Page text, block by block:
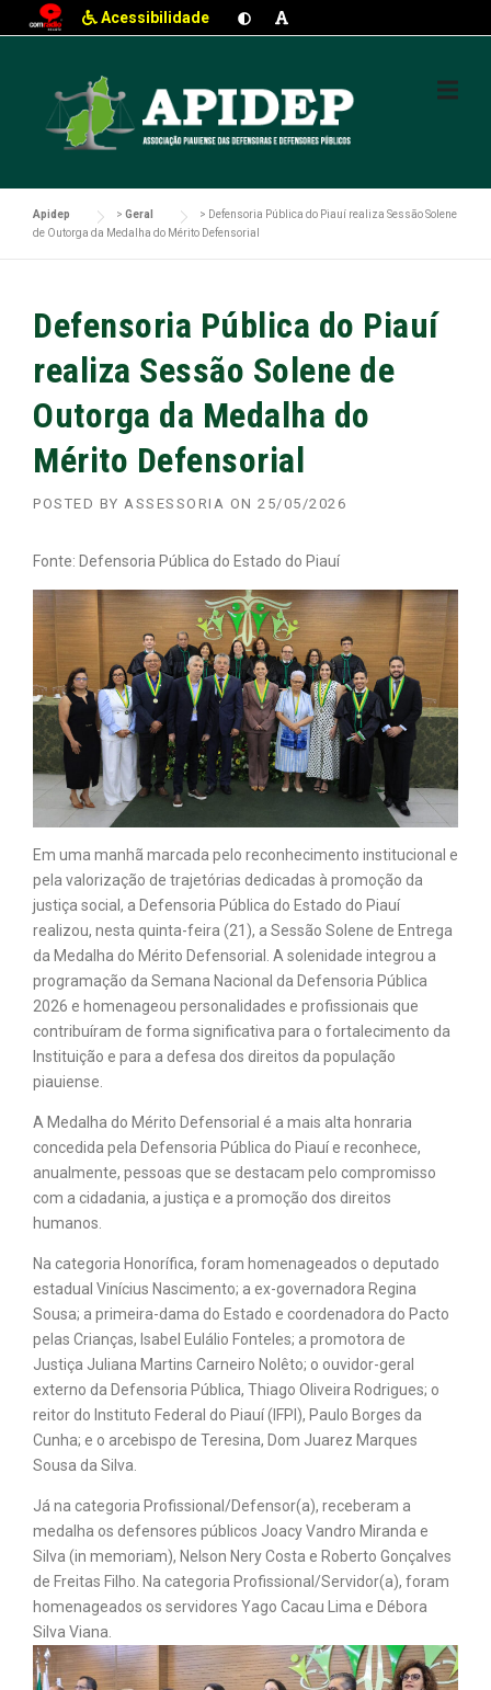
Acessibilidade
Apidep > Geral > Defensoria Pública do Piauí realiza Sessão Solene
de Outorga da Medalha do Mérito Defensorial
Defensoria Pública do Piauí
realiza Sessão Solene de
Outorga da Medalha do
Mérito Defensorial
POSTED BY ASSESSORIA ON 25/05/2026
Fonte: Defensoria Pública do Estado do Piauí
Em uma manhã marcada pelo reconhecimento institucional e
pela valorização de trajetórias dedicadas à promoção da
justiça social, a Defensoria Pública do Estado do Piauí
realizou, nesta quinta-feira (21), a Sessão Solene de Entrega
da Medalha do Mérito Defensorial. A solenidade integrou a
programação da Semana Nacional da Defensoria Pública
2026 e homenageou personalidades e profissionais que
contribuíram de forma significativa para o fortalecimento da
Instituição e para a defesa dos direitos da população
piauiense.
A Medalha do Mérito Defensorial é a mais alta honraria
concedida pela Defensoria Pública do Piauí e reconhece,
anualmente, pessoas que se destacam pelo compromisso
com a cidadania, a justiça e a promoção dos direitos
humanos.
Na categoria Honorífica, foram homenageados o deputado
estadual Vinícius Nascimento; a ex-governadora Regina
Sousa; a primeira-dama do Estado e coordenadora do Pacto
pelas Crianças, Isabel Eulálio Fonteles; a promotora de
Justiça Juliana Martins Carneiro Nolêto; o ouvidor-geral
externo da Defensoria Pública, Thiago Oliveira Rodrigues; o
reitor do Instituto Federal do Piauí (IFPI), Paulo Borges da
Cunha; e o arcebispo de Teresina, Dom Juarez Marques
Sousa da Silva.
Já na categoria Profissional/Defensor(a), receberam a
medalha os defensores públicos Joacy Vandro Miranda e
Silva (in memoriam), Nelson Nery Costa e Roberto Gonçalves
de Freitas Filho. Na categoria Profissional/Servidor(a), foram
homenageados os servidores Yago Cacau Lima e Débora
Silva Viana.